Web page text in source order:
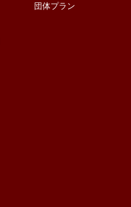
団体プラン